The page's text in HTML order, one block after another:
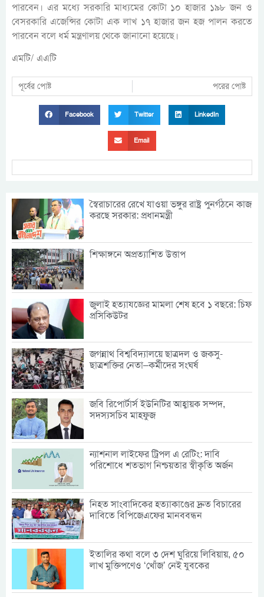
পারবেন। এর মধ্যে সরকারি মাধ্যমের কোটা ১০ হাজার ১৯৮ জন ও
বেসরকারি এজেন্সির কোটা এক লাখ ১৭ হাজার জন হজ পালন করতে
পারবেন বলে ধর্ম মন্ত্রণালয় থেকে জানানো হয়েছে।
এমটি/ এএটি
পূর্বের পোষ্ট পরের পোষ্ট
Facebook Twitter LinkedIn
Email
স্বৈরাচারের রেখে যাওয়া ভঙ্গুর রাষ্ট্র পুনর্গঠনে কাজ
করছে সরকার: প্রধানমন্ত্রী
শিক্ষাঙ্গনে অপ্রত্যাশিত উত্তাপ
জুলাই হত্যাযজ্ঞের মামলা শেষ হবে ১ বছরে: চিফ
প্রসিকিউটর
জগন্নাথ বিশ্ববিদ্যালয়ে ছাত্রদল ও জকসু-
ছাত্রশক্তির নেতা–কর্মীদের সংঘর্ষ
জবি রিপোর্টার্স ইউনিটির আহ্বায়ক সম্পদ,
সদস্যসচিব মাহফুজ
ন্যাশনাল লাইফের ট্রিপল এ রেটিং: দাবি
পরিশোধে শতভাগ নিশ্চয়তার স্বীকৃতি অর্জন
নিহত সাংবাদিকের হত্যাকাণ্ডের দ্রুত বিচারের
দাবিতে বিপিজেএফের মানববন্ধন
ইতালির কথা বলে ৩ দেশ ঘুরিয়ে লিবিয়ায়, ৫০
লাখ মুক্তিপণেও ‘খোঁজ’ নেই যুবকের